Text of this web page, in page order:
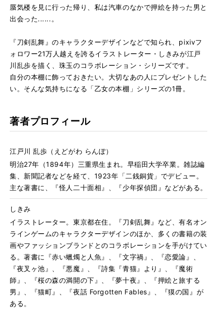
蜃気楼を見に行った帰り、私は汽車のなかで押絵を持った男と
出会った......。
『刀剣乱舞』のキャラクターデザインなどで知られ、pixivフ
ォロワー21万人越えを誇るイラストレーター・しきみが江戸
川乱歩を描く、珠玉のコラボレーション・シリーズです。
自分の本棚に飾っておきたい。大切なあの人にプレゼントした
い。そんな気持ちになる「乙女の本棚」シリーズの1冊。
著者プロフィール
江戸川 乱歩（えどがわ らんぽ）
明治27年（1894年）三重県生まれ。早稲田大学卒業。雑誌編
集、新聞記者などを経て、 1923年「二銭銅貨」でデビュー。
主な著書に、『怪人二十面相』、『少年探偵団』などがある。
しきみ
イラストレーター。東京都在住。『刀剣乱舞』など、有名オン
ラインゲームのキャラクターデザインのほか、多くの書籍の装
画やファッションブランドとのコラボレーションを手がけてい
る。著書に『赤い蠟燭と人魚』、『文字禍』、『恋愛論』、
『夜叉ヶ池』、『悪魔』、『詩集『青猫』より』、『魔術
師』、『桜の森の満開の下』、『夢十夜』、『押絵と旅する
男』、『猫町』、『夜話 Forgotten Fables』、『獏の国』が
ある。